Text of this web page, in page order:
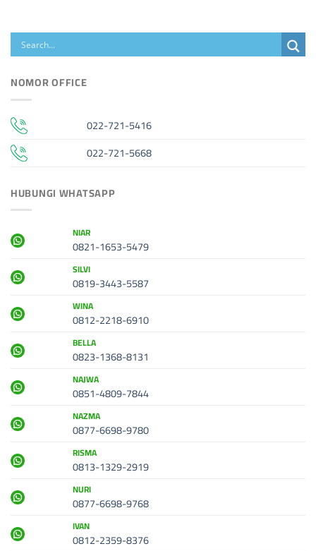
NOMOR OFFICE
022-721-5416
022-721-5668
HUBUNGI WHATSAPP
NIAR
0821-1653-5479
SILVI
0819-3443-5587
WINA
0812-2218-6910
BELLA
0823-1368-8131
NAJWA
0851-4809-7844
NAZMA
0877-6698-9780
RISMA
0813-1329-2919
NURI
0877-6698-9768
IVAN
0812-2359-8376